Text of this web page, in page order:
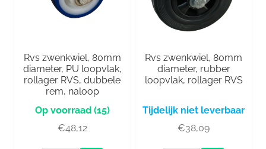
Rvs zwenkwiel, 80mm
diameter, PU loopvlak,
rollager RVS, dubbele
rem, naloop
(15)
€48,12
Rvs zwenkwiel, 80mm
diameter, rubber
loopvlak, rollager RVS
Tijdelijk niet leverbaar
€38,09